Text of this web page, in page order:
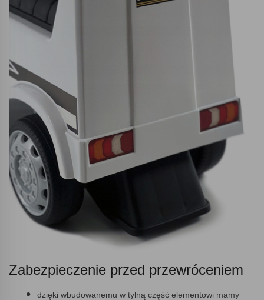
Zabezpieczenie przed przewróceniem
dzięki wbudowanemu w tylną część elementowi mamy